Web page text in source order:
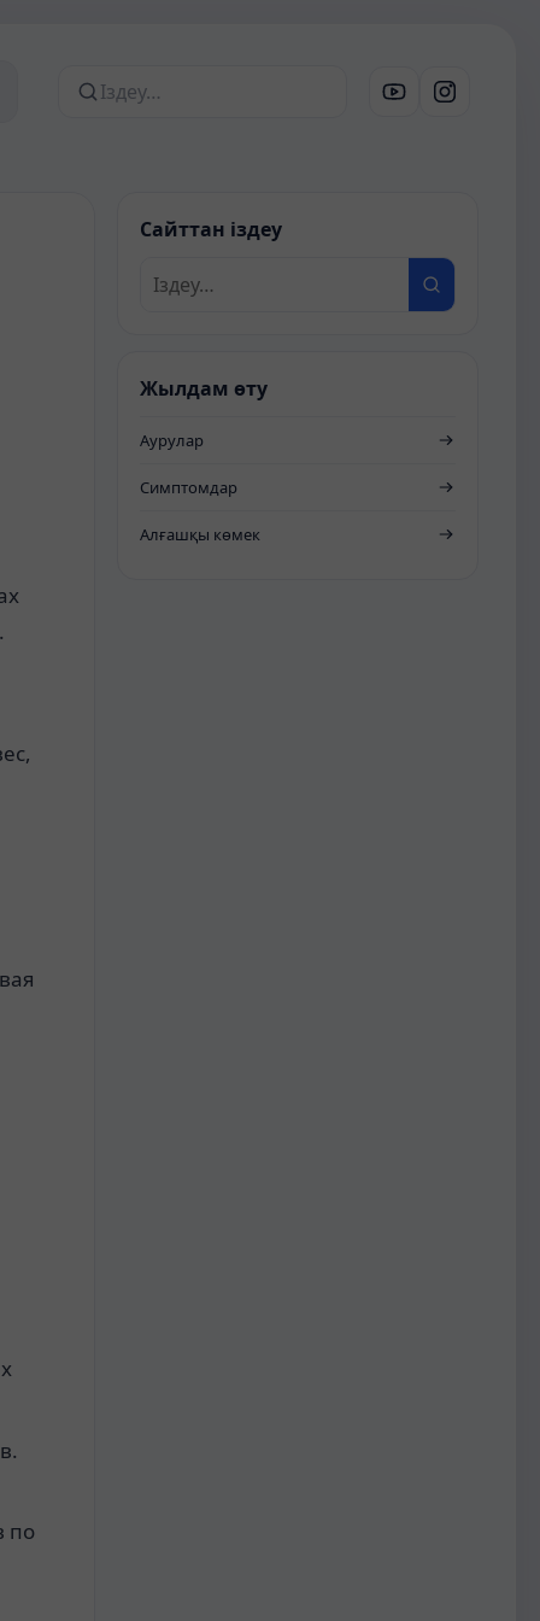
Сайттан іздеу
по
Сайттан іздеу
Жылдам өту
Аурулар
Симптомдар
Алғашқы көмек